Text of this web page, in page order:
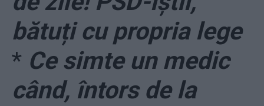
bătuți cu propria lege
* Ce simte un medic
când, întors de la